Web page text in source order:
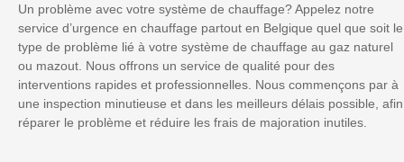
Un problème avec votre système de chauffage? Appelez notre
service d’urgence en chauffage partout en Belgique quel que soit le
type de problème lié à votre système de chauffage au gaz naturel
ou mazout. Nous offrons un service de qualité pour des
interventions rapides et professionnelles. Nous commençons par à
une inspection minutieuse et dans les meilleurs délais possible, afin
réparer le problème et réduire les frais de majoration inutiles.